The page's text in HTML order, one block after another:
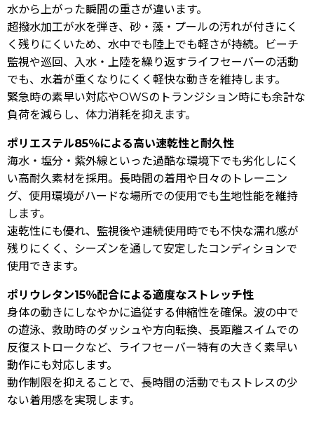
水から上がった瞬間の重さが違います。
超撥水加工が水を弾き、砂・藻・プールの汚れが付きにく
く残りにくいため、水中でも陸上でも軽さが持続。ビーチ
監視や巡回、入水・上陸を繰り返すライフセーバーの活動
でも、水着が重くなりにくく軽快な動きを維持します。
緊急時の素早い対応やOWSのトランジション時にも余計な
負荷を減らし、体力消耗を抑えます。
ポリエステル85％による高い速乾性と耐久性
海水・塩分・紫外線といった過酷な環境下でも劣化しにく
い高耐久素材を採用。長時間の着用や日々のトレーニン
グ、使用環境がハードな場所での使用でも生地性能を維持
します。
速乾性にも優れ、監視後や連続使用時でも不快な濡れ感が
残りにくく、シーズンを通して安定したコンディションで
使用できます。
ポリウレタン15％配合による適度なストレッチ性
身体の動きにしなやかに追従する伸縮性を確保。波の中で
の遊泳、救助時のダッシュや方向転換、長距離スイムでの
反復ストロークなど、ライフセーバー特有の大きく素早い
動作にも対応します。
動作制限を抑えることで、長時間の活動でもストレスの少
ない着用感を実現します。